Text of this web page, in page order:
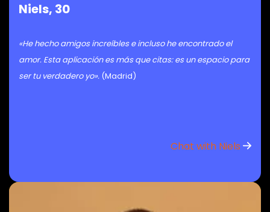
Niels, 30
«He hecho amigos increíbles e incluso he encontrado el
amor. Esta aplicación es más que citas: es un espacio para
ser tu verdadero yo». (Madrid)
Chat with Niels